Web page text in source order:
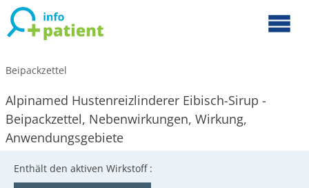
Beipackzettel
Alpinamed Hustenreizlinderer Eibisch-Sirup -
Beipackzettel, Nebenwirkungen, Wirkung,
Anwendungsgebiete
Enthält den aktiven Wirkstoff :